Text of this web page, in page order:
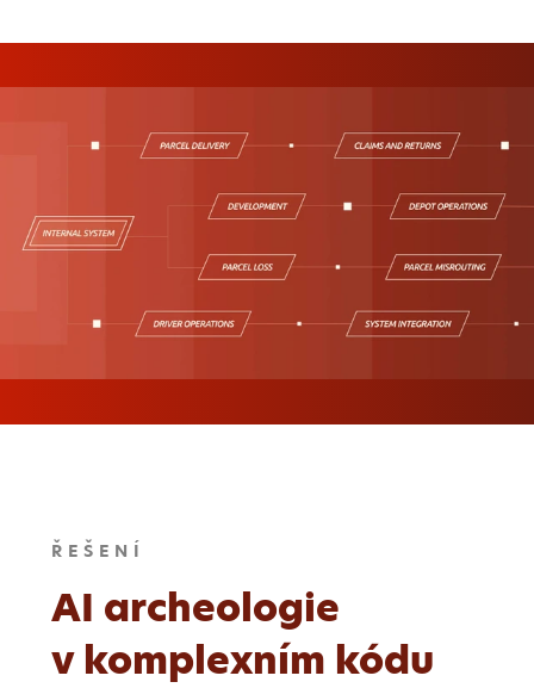
ŘEŠENÍ
AI archeologie
v komplexním kódu